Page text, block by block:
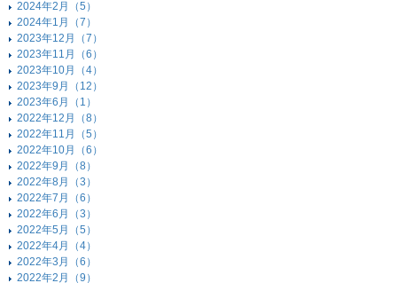
2024年2月（5）
2024年1月（7）
2023年12月（7）
2023年11月（6）
2023年10月（4）
2023年9月（12）
2023年6月（1）
2022年12月（8）
2022年11月（5）
2022年10月（6）
2022年9月（8）
2022年8月（3）
2022年7月（6）
2022年6月（3）
2022年5月（5）
2022年4月（4）
2022年3月（6）
2022年2月（9）